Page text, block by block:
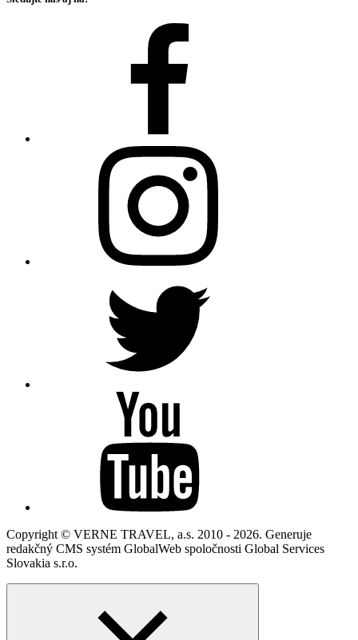
Copyright © VERNE TRAVEL, a.s. 2010 - 2026. Generuje
redakčný CMS systém GlobalWeb spoločnosti Global Services
Slovakia s.r.o.